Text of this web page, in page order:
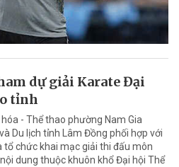
dự giải Karate Đại
tỉnh
- Thể thao phường Nam Gia
Du lịch tỉnh Lâm Đồng phối hợp với
tổ chức khai mạc giải thi đấu môn
dung thuộc khuôn khổ Đại hội Thể